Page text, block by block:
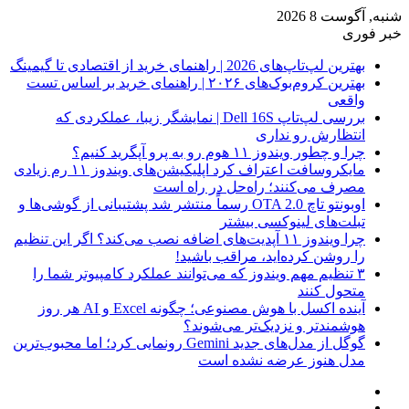
شنبه, آگوست 8 2026
خبر فوری
بهترین لپ‌تاپ‌های 2026 | راهنمای خرید از اقتصادی تا گیمینگ
بهترین کروم‌بوک‌های ۲۰۲۶ | راهنمای خرید بر اساس تست
واقعی
بررسی لپ‌تاپ Dell 16S | نمایشگر زیبا، عملکردی که
انتظارش رو نداری
چرا و چطور ویندوز ۱۱ هوم رو به پرو آپگرید کنیم؟
مایکروسافت اعتراف کرد اپلیکیشن‌های ویندوز ۱۱ رم زیادی
مصرف می‌کنند؛ راه‌حل در راه است
اوبونتو تاچ OTA 2.0 رسماً منتشر شد پشتیبانی از گوشی‌ها و
تبلت‌های لینوکسی بیشتر
چرا ویندوز ۱۱ آپدیت‌های اضافه نصب می‌کند؟ اگر این تنظیم
را روشن کرده‌اید، مراقب باشید!
۳ تنظیم مهم ویندوز که می‌توانند عملکرد کامپیوتر شما را
متحول کنند
آینده اکسل با هوش مصنوعی؛ چگونه Excel و AI هر روز
هوشمندتر و نزدیک‌تر می‌شوند؟
گوگل از مدل‌های جدید Gemini رونمایی کرد؛ اما محبوب‌ترین
مدل هنوز عرضه نشده است